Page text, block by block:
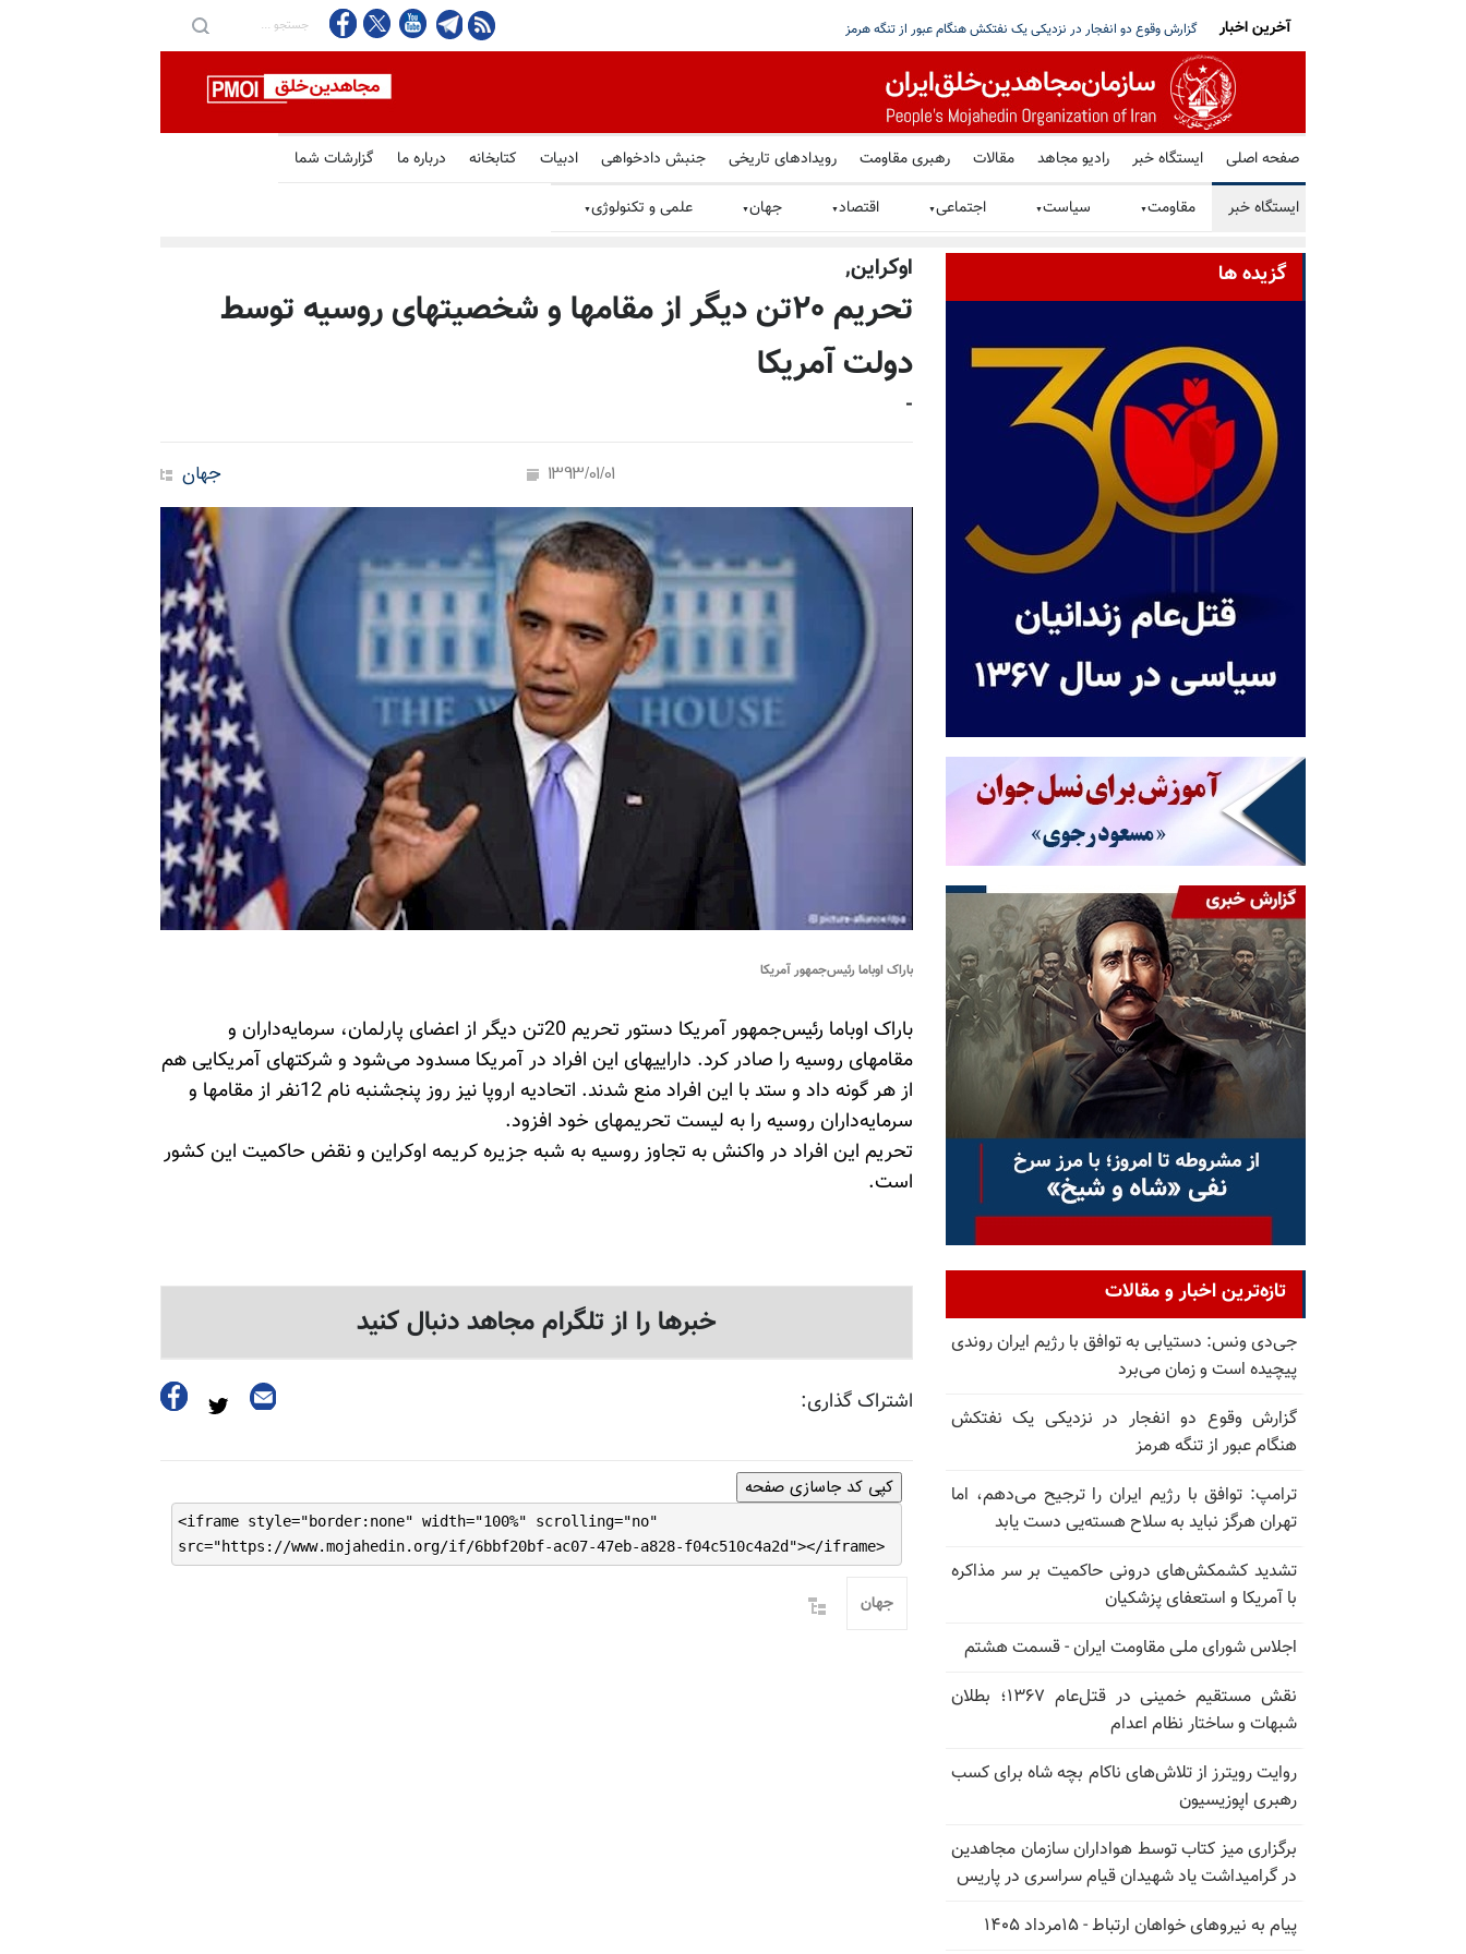
ترامپ: توافق با رژیم ایران را ترجیح می‌دهم، اما تهران هرگز نباید به سلاح هسته‌یی بر سر مذاکره با آمریکا و استعفای پزشکیان
آخرین اخبار
صفحه اصلی ایستگاه خبر رادیو مجاهد مقالات رهبری مقاومت رویدادهای تاریخی جنبش دادخواهی ادبیات کتابخانه درباره ما گزارشات شما
ایستگاه خبر مقاومت▼ سیاست▼ اجتماعی▼ اقتصاد▼ جهان▼ علمی و تکنولوژی▼
اوكراين,
تحریم ۲۰تن دیگر از مقامها و شخصیتهای روسیه توسط
دولت آمریکا
-
جهان 1393/01/01
باراک اوباما رئیس‌جمهور آمریکا
باراک اوباما رئیس‌جمهور آمریکا دستور تحریم 20تن دیگر از اعضای پارلمان، سرمایه‌داران و
مقامهای روسیه را صادر کرد. داراییهای این افراد در آمریکا مسدود می‌شود و شرکتهای آمریکایی هم
از هر گونه داد و ستد با این افراد منع شدند. اتحادیه اروپا نیز روز پنجشنبه نام 12نفر از مقامها و
سرمایه‌داران روسیه را به لیست تحریمهای خود افزود.
تحریم این افراد در واکنش به تجاوز روسیه به شبه جزیره کریمه اوکراین و نقض حاکمیت این کشور
است.
خبرها را از تلگرام مجاهد دنبال کنید
اشتراک گذاری:
کپی کد جاسازی صفحه
<iframe style="border:none" width="100%" scrolling="no"
src="https://www.mojahedin.org/if/6bbf20bf-ac07-47eb-a828-f04c510c4a2d"></iframe>
جهان
گزیده ها
تازه‌ترین اخبار و مقالات
جی‌دی ونس: دستیابی به توافق با رژیم ایران روندی
پیچیده است و زمان می‌برد
گزارش وقوع دو انفجار در نزدیکی یک نفتکش
هنگام عبور از تنگه هرمز
ترامپ: توافق با رژیم ایران را ترجیح می‌دهم، اما
تهران هرگز نباید به سلاح هسته‌یی دست یابد
تشدید کشمکش‌های درونی حاکمیت بر سر مذاکره
با آمریکا و استعفای پزشکیان
اجلاس شورای ملی مقاومت ایران - قسمت هشتم
نقش مستقیم خمینی در قتل‌عام ۱۳۶۷؛ بطلان
شبهات و ساختار نظام اعدام
روایت رویترز از تلاش‌های ناکام بچه شاه برای کسب
رهبری اپوزیسیون
برگزاری میز کتاب توسط هواداران سازمان مجاهدین
در گرامیداشت یاد شهیدان قیام سراسری در پاریس
پیام به نیروهای خواهان ارتباط - ۱۵مرداد ۱۴۰۵